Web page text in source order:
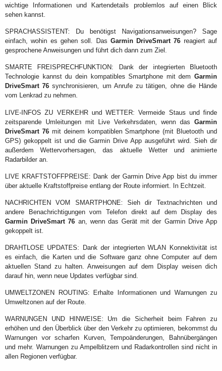
wichtige Informationen und Kartendetails problemlos auf einen Blick
sehen kannst.
SPRACHASSISTENT: Du benötigst Navigationsanweisungen? Sage
einfach, wohin es gehen soll. Das Garmin DriveSmart 76 reagiert auf
gesprochene Anweisungen und führt dich dann zum Ziel.
SMARTE FREISPRECHFUNKTION: Dank der integrierten Bluetooth
Technologie kannst du dein kompatibles Smartphone mit dem Garmin
DriveSmart 76 synchronisieren, um Anrufe zu tätigen, ohne die Hände
vom Lenkrad zu nehmen.
LIVE-INFOS ZU VERKEHR und WETTER: Vermeide Staus und finde
zeitsparende Umleitungen mit Live Verkehrsdaten, wenn das Garmin
DriveSmart 76mit deinem kompatiblen Smartphone (mit Bluetooth und
GPS) gekoppelt ist und die Garmin Drive App ausgeführt wird. Sieh dir
außerdem Wettervorhersagen, das aktuelle Wetter und animierte
Radarbilder an.
LIVE KRAFTSTOFFPREISE: Dank der Garmin Drive App bist du immer
über aktuelle Kraftstoffpreise entlang der Route informiert. In Echtzeit.
NACHRICHTEN VOM SMARTPHONE: Sieh dir Textnachrichten und
andere Benachrichtigungen vom Telefon direkt auf dem Display des
Garmin DriveSmart 76 an, wenn das Gerät mit der Garmin Drive App
gekoppelt ist.
DRAHTLOSE UPDATES: Dank der integrierten WLAN Konnektivität ist
es einfach, die Karten und die Software ganz ohne Computer auf dem
aktuellen Stand zu halten. Anweisungen auf dem Display weisen dich
darauf hin, wenn neue Updates verfügbar sind.
UMWELTZONEN ROUTING: Erhalte Informationen und Warnungen zu
Umweltzonen auf der Route.
WARNUNGEN UND HINWEISE: Um die Sicherheit beim Fahren zu
erhöhen und den Überblick über den Verkehr zu optimieren, bekommst du
Warnungen vor scharfen Kurven, Tempoänderungen, Bahnübergängen
und mehr. Warnungen zu Ampelblitzern und Radarkontrollen sind nicht in
allen Regionen verfügbar.